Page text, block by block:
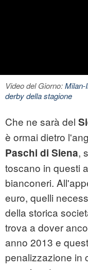
Video del Giorno:Milan-
derby della stagione
Che ne sarà del
è ormai dietro
Paschi di Siena,
toscano in questi
bianconeri.
euro, quelli
della storica
trova a dover
anno 2013 e
penalizzazione in